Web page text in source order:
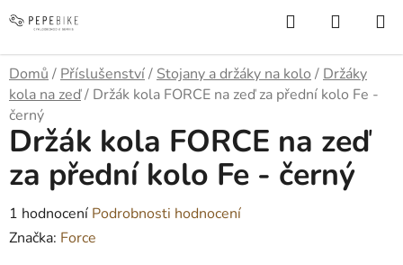
na
Hledat
KOŠÍK
Domů / Příslušenství/ Stojany a držáky na kolo / Držáky
kola na zeď/ Držák kola FORCE na zeď za přední kolo Fe -
černý
Držák kola FORCE na zeď
za přední kolo Fe - černý
Průměrné
hodnocení
1 hodnocení Podrobnosti hodnocení
Značka: Force